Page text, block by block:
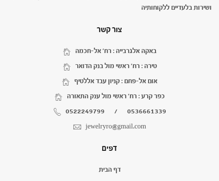
ושירות בלעדיים ללקוחותיה
צור קשר
באקה אלגרבייה : רח' אל-חכמה
טירה : רח' ראשי מול בנק הדואר
אום אל-פחם : קניון עבד אללטיף
כפר קרע : רח' ראשי מול ענק התאורה
0522249799 / 0536661339
jewelryro@gmail.com
דפים
דף הבית